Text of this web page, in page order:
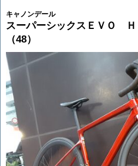
キャノンデール
スーパーシックスＥＶＯ
（48）